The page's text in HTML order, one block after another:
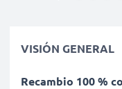
VISIÓN GENERAL
Recambio 100 %